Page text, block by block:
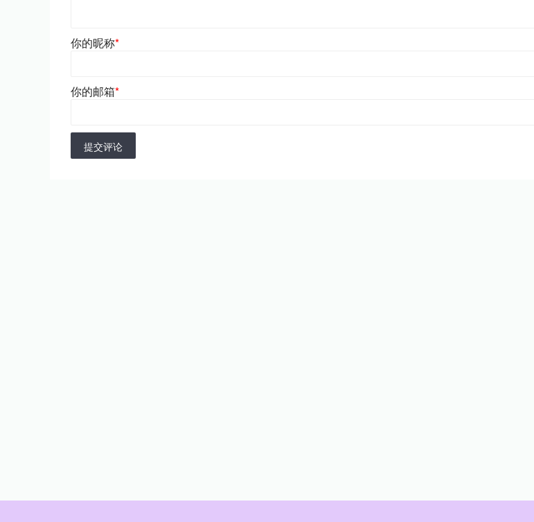
你的昵称*
你的邮箱*
提交评论